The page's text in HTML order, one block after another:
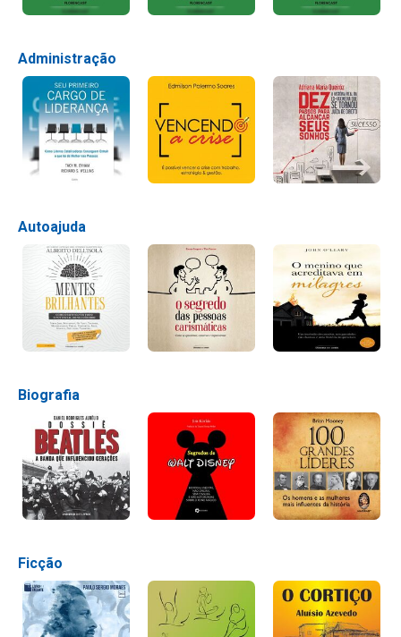
Administração
Autoajuda
Biografia
Ficção